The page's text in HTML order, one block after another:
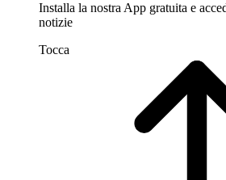
Installa la nostra App gratuita e
notizie
Tocca